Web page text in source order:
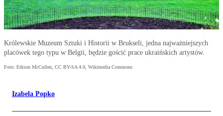
Królewskie Muzeum Sztuki i Historii w Brukseli, jedna najważniejszych
placówek tego typu w Belgii, będzie gościć prace ukraińskich artystów.
Foto: Edison McCullen, CC BY-SA 4.0, Wikimedia Commons
Izabela Popko